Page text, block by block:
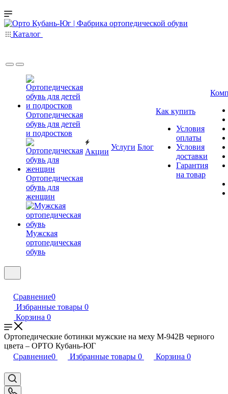
Каталог
Ортопедическая
обувь для детей
и подростков
Ортопедическая
обувь для
женщин
Мужская
ортопедическая
обувь
Акции
Услуги Блог
Как купить
Условия
оплаты
Условия
доставки
Гарантия
на товар
Сравнение0
Избранные товары 0
Корзина 0
Ортопедические ботинки мужские на меху М-942В черного
цвета – ОРТО Кубань-ЮГ
Сравнение0 Избранные товары 0 Корзина 0